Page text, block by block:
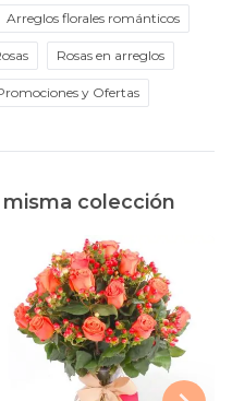
Arreglos florales románticos
Rosas en arreglos
y Ofertas
colección